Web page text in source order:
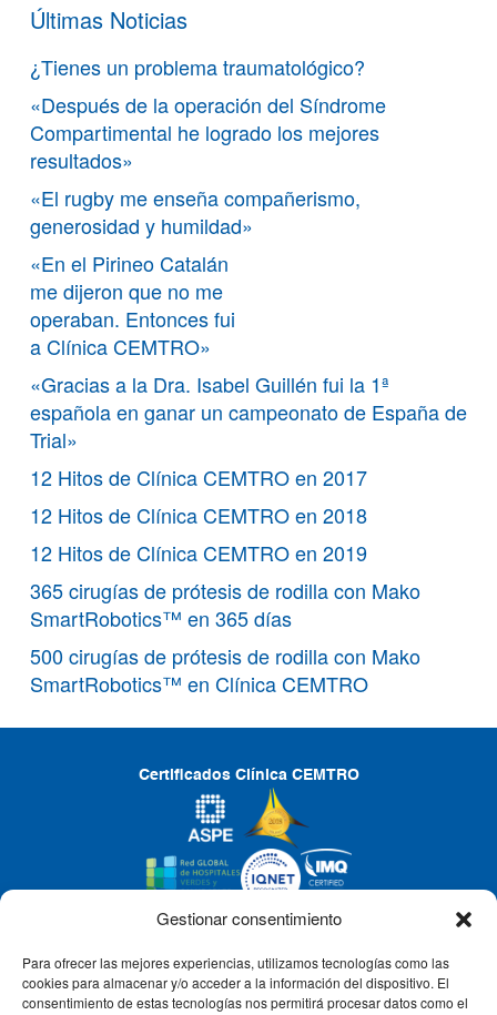
Gestionar consentimiento
Para ofrecer las mejores experiencias, utilizamos tecnologías como las
cookies para almacenar y/o acceder a la información del dispositivo. El
consentimiento de estas tecnologías nos permitirá procesar datos como el
Últimas Noticias
¿Tienes un problema traumatológico?
«Después de la operación del Síndrome
Compartimental he logrado los mejores
resultados»
«El rugby me enseña compañerismo,
generosidad y humildad»
«En el Pirineo Catalán
me dijeron que no me
operaban. Entonces fui
a Clínica CEMTRO»
«Gracias a la Dra. Isabel Guillén fui la 1ª
española en ganar un campeonato de España de
Trial»
12 Hitos de Clínica CEMTRO en 2017
12 Hitos de Clínica CEMTRO en 2018
12 Hitos de Clínica CEMTRO en 2019
365 cirugías de prótesis de rodilla con Mako
SmartRobotics™ en 365 días
500 cirugías de prótesis de rodilla con Mako
SmartRobotics™ en Clínica CEMTRO
Certificados Clínica CEMTRO
CLÍNICA CEMTRO